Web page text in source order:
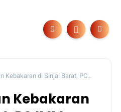
Kebakaran di Sinjai Barat, PC
Kebakaran